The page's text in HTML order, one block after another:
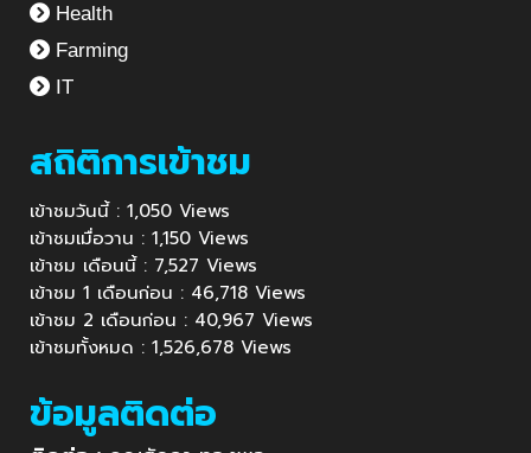
Health
Farming
IT
สถิติการเข้าชม
เข้าชมวันนี้ : 1,050 Views
เข้าชมเมื่อวาน : 1,150 Views
เข้าชม เดือนนี้ : 7,527 Views
เข้าชม 1 เดือนก่อน : 46,718 Views
เข้าชม 2 เดือนก่อน : 40,967 Views
เข้าชมทั้งหมด : 1,526,678 Views
ข้อมูลติดต่อ